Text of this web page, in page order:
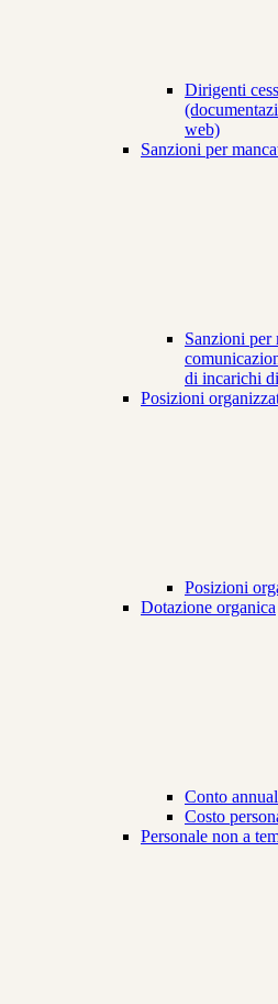
Dirigenti
web)
Sanzioni per
Sanzioni per
di incarichi
Posizioni
Posizioni
Dotazione organica
Conto
Costo
Personale non a